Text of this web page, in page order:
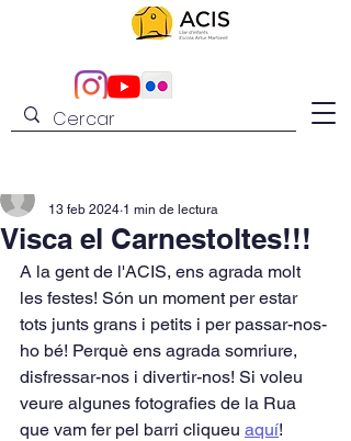
Visca el Carnestoltes!!!
13 feb 2024 1 min de lectura
A la gent de l'ACIS, ens agrada molt
les festes! Són un moment per estar
tots junts grans i petits i per passar-nos-
ho bé! Perquè ens agrada somriure,
disfressar-nos i divertir-nos! Si voleu
veure algunes fotografies de la Rua
que vam fer pel barri cliqueu aquí!